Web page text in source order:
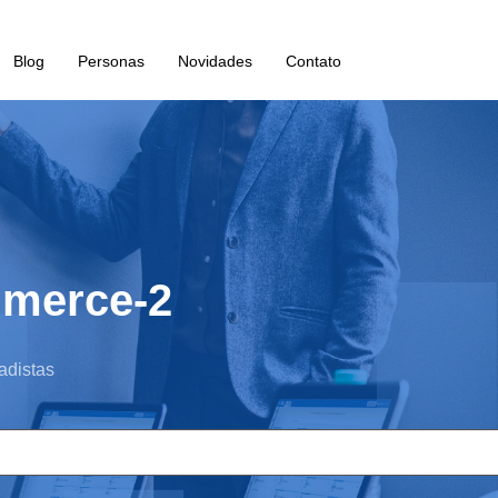
Blog Personas Novidades Contato
2